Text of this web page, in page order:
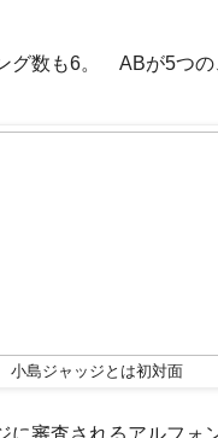
グ数も6。 ABが5つの
小島ジャッジとは初対面
に審査されるアルフォ